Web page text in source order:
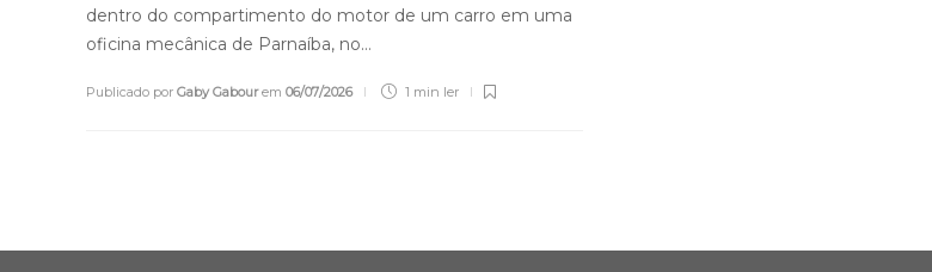
dentro do compartimento do motor de um carro em uma
oficina mecânica de Parnaíba, no…
Publicado por Gaby Gabourem 06/07/2026 1 min ler